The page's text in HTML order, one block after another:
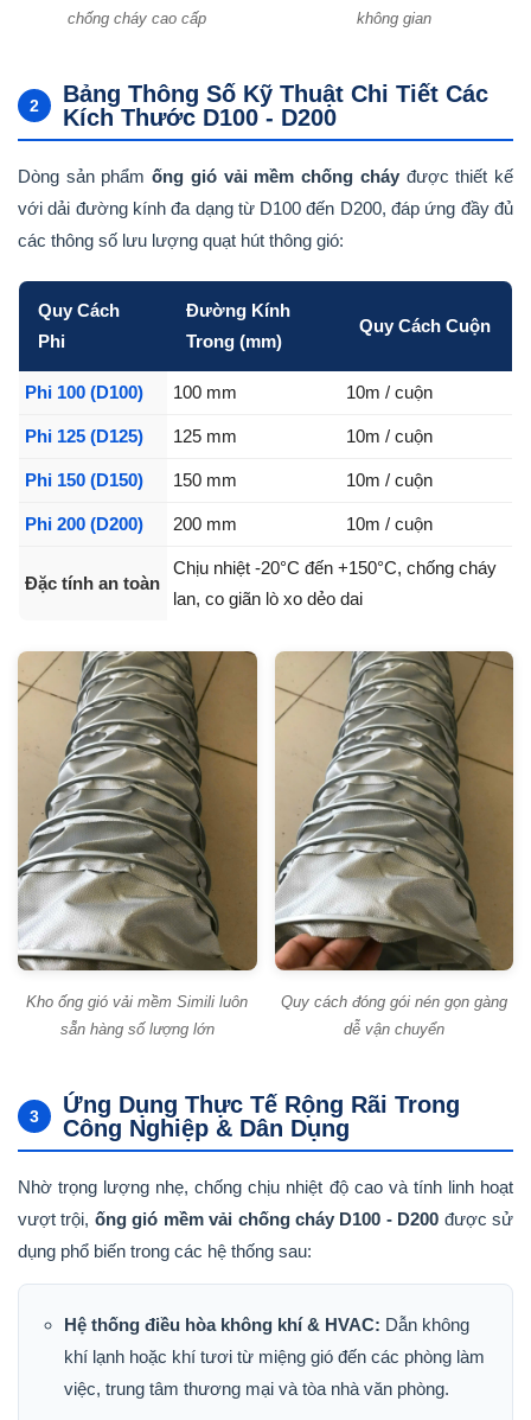
chống cháy cao cấp không gian
2
Bảng Thông Số Kỹ Thuật Chi Tiết Các
Kích Thước D100 - D200
Dòng sản phẩmống gió vải mềm chống cháyđược thiết kế
với dải đường kính đa dạng từ D100 đến D200, đáp ứng đầy đủ
các thông số lưu lượng quạt hút thông gió:
Quy Cách
Phi
Đường Kính
Trong (mm)
Quy Cách Cuộn
Phi 100 (D100) 100 mm 10m / cuộn
Phi 125 (D125) 125 mm 10m / cuộn
Phi 150 (D150) 150 mm 10m / cuộn
Phi 200 (D200) 200 mm 10m / cuộn
Đặc tính an toàn
Chịu nhiệt -20°C đến +150°C, chống cháy
lan, co giãn lò xo dẻo dai
Kho ống gió vải mềm Simili luôn
sẵn hàng số lượng lớn
Quy cách đóng gói nén gọn gàng
dễ vận chuyển
3
Ứng Dụng Thực Tế Rộng Rãi Trong
Công Nghiệp & Dân Dụng
Nhờ trọng lượng nhẹ, chống chịu nhiệt độ cao và tính linh hoạt
vượt trội, ống gió mềm vải chống cháy D100 - D200 được sử
dụng phổ biến trong các hệ thống sau:
Hệ thống điều hòa không khí & HVAC: Dẫn không
khí lạnh hoặc khí tươi từ miệng gió đến các phòng làm
việc, trung tâm thương mại và tòa nhà văn phòng.